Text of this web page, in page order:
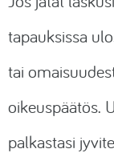
tapauksissa
tai
oikeuspäätös.
palkastasi